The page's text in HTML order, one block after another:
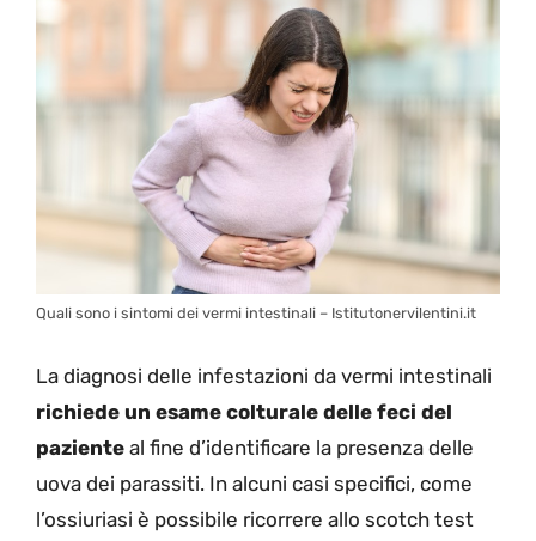
Quali sono i sintomi dei vermi intestinali – Istitutonervilentini.it
La diagnosi delle infestazioni da vermi intestinali
richiede un esame colturale delle feci del
paziente al fine d’identificare la presenza delle
uova dei parassiti. In alcuni casi specifici, come
l’ossiuriasi è possibile ricorrere allo scotch test